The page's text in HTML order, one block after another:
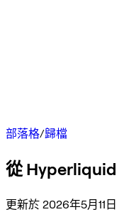
部落格/歸檔
從
更新於 2026年5月11日